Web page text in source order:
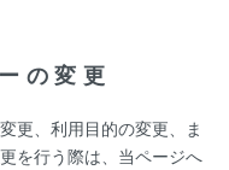
の変更
更、利用目的の変更、ま
を行う際は、当ページへ